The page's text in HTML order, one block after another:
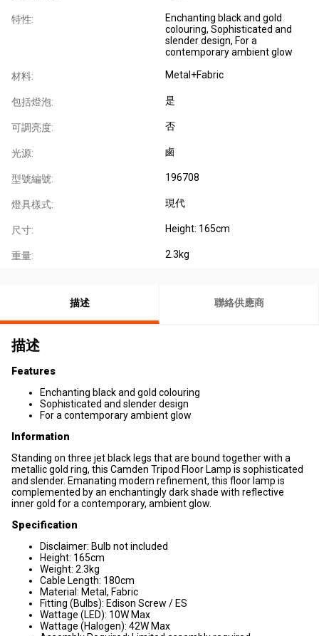
特性:
Enchanting black and gold
colouring, Sophisticated and
slender design, For a
contemporary ambient glow
材料: Metal+Fabric
包括燈泡: 是
可調亮度: 否
光源: 鹵
型號編號: 196708
燈具樣式: 現代
尺寸: Height: 165cm
重量: 2.3kg
描述 聯絡供應商
描述
Features
Enchanting black and gold colouring
Sophisticated and slender design
For a contemporary ambient glow
Information
Standing on three jet black legs that are bound together with a
metallic gold ring, this Camden Tripod Floor Lamp is sophisticated
and slender. Emanating modern refinement, this floor lamp is
complemented by an enchantingly dark shade with reflective
inner gold for a contemporary, ambient glow.
Specification
Disclaimer: Bulb not included
Height: 165cm
Weight: 2.3kg
Cable Length: 180cm
Material: Metal, Fabric
Fitting (Bulbs): Edison Screw / ES
Wattage (LED): 10W Max
Wattage (Halogen): 42W Max